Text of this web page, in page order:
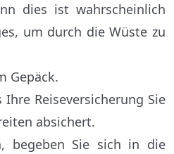
dies ist wahrscheinlich
um durch die Wüste zu
Gepäck.
Ihre Reiseversicherung Sie
absichert.
begeben Sie sich in die